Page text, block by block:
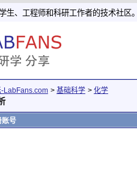
生、工程师和科研工作者的技术社区
-LabFans.com > 基础科学 > 化学
账号